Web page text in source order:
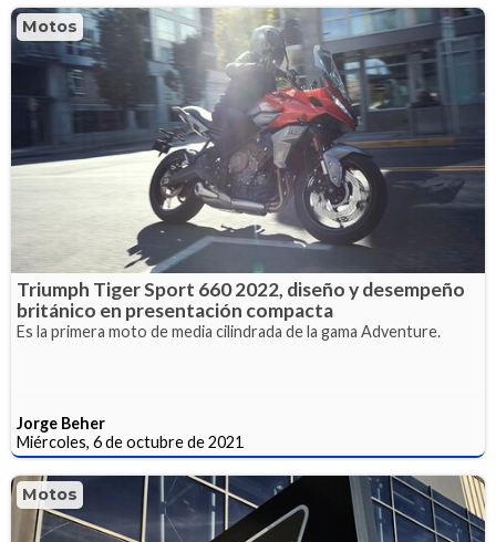
Motos
Triumph Tiger Sport 660 2022, diseño y desempeño
británico en presentación compacta
Es la primera moto de media cilindrada de la gama Adventure.
Jorge Beher
Miércoles, 6 de octubre de 2021
Motos